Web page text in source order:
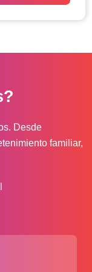
Desde
familiar,